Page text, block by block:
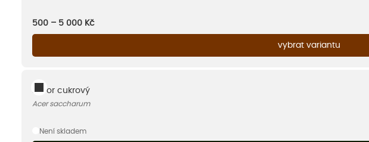
500 – 5 000 Kč
vybrat variantu
Javor cukrový
Acer saccharum
Není skladem